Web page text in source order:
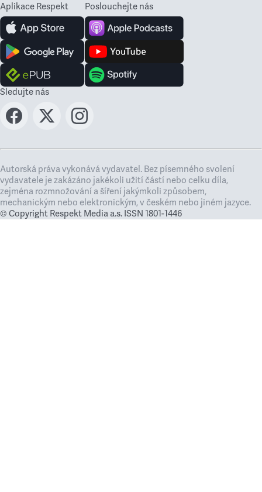
Aplikace Respekt Poslouchejte nás
Sledujte nás
Autorská práva vykonává vydavatel. Bez písemného svolení
vydavatele je zakázáno jakékoli užití částí nebo celku díla,
zejména rozmnožování a šíření jakýmkoli způsobem,
mechanickým nebo elektronickým, v českém nebo jiném jazyce.
© Copyright Respekt Media a.s. ISSN 1801-1446